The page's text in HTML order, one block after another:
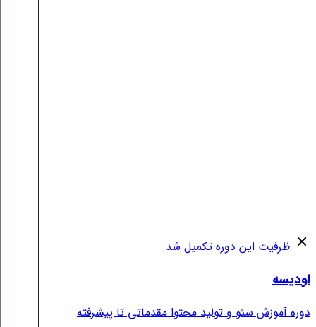
ظرفیت این دوره تکمیل شد
اودیسه
دوره آموزش سئو و تولید محتوا مقدماتی تا پیشرفته